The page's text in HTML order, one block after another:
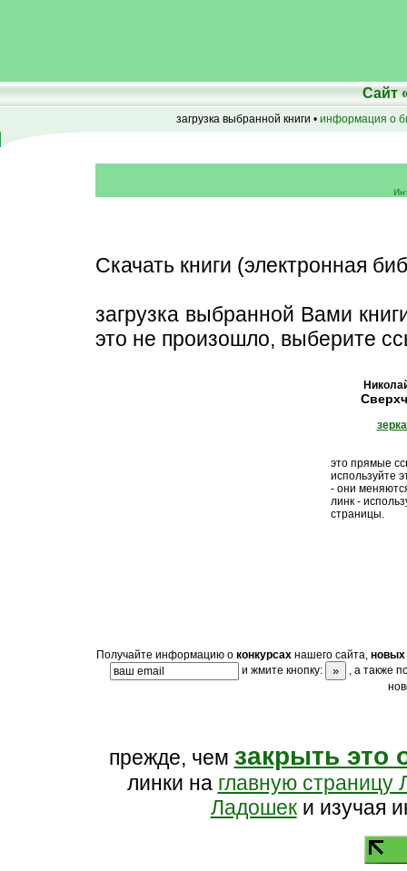
Сайт
загрузка выбранной книги • информация о
Скачать книги (электронная
загрузка выбранной Вами
это не произошло, выберите
это прямые
используйте
- они
линк -
страницы.
Получайте информацию о конкурсахнашего сайта, новых
и жмите кнопку:
, а также
прежде, чем закрыть это
линки на главную страницу
Ладошеки изучая